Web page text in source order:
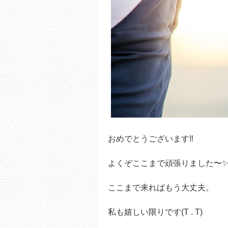
おめでとうございます‼️
よくぞここまで頑張りました〜✨
ここまで来ればもう大丈夫。
私も嬉しい限りです(T . T)